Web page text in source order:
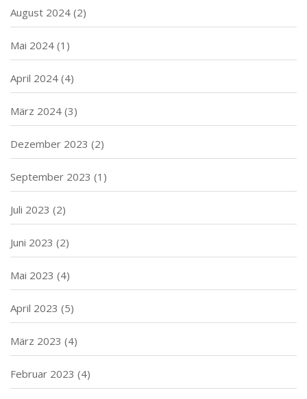
August 2024 (2)
Mai 2024 (1)
April 2024 (4)
März 2024 (3)
Dezember 2023 (2)
September 2023 (1)
Juli 2023 (2)
Juni 2023 (2)
Mai 2023 (4)
April 2023 (5)
März 2023 (4)
Februar 2023 (4)